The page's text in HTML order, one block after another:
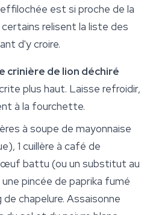
est si proche de la
relisent la liste des
d'y croire.
crinière de lion déchiré
plus haut. Laisse refroidir,
à la fourchette.
à soupe de mayonnaise
1 cuillère à café de
œuf battu (ou un substitut au
pincée de paprika fumé
chapelure. Assaisonne